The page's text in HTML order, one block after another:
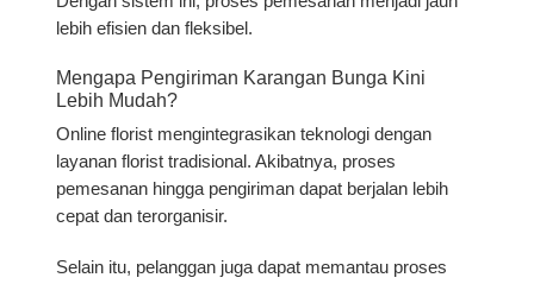
lebih efisien dan fleksibel.
Mengapa Pengiriman Karangan Bunga Kini
Lebih Mudah?
Online florist mengintegrasikan teknologi dengan
layanan florist tradisional. Akibatnya, proses
pemesanan hingga pengiriman dapat berjalan lebih
cepat dan terorganisir.
Selain itu, pelanggan juga dapat memantau proses